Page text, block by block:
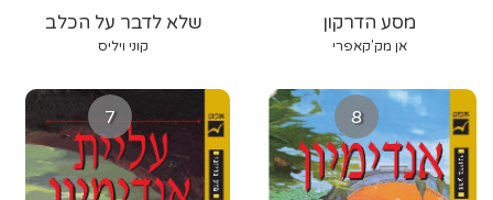
שלא לדבר על הכלב
‫קוני‬‫ ויליס‬
מסע הדרקון
אן מק'קאפרי
7 8